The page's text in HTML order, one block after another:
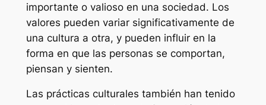
importante o valioso en una sociedad. Los
valores pueden variar significativamente de
una cultura a otra, y pueden influir en la
forma en que las personas se comportan,
piensan y sienten.
Las prácticas culturales también han tenido